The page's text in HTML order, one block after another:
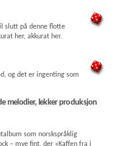
slutt på denne flotte
her, akkurat her.
og det er ingenting som
melodier, lekker produksjon
som norskspråklig
– mye fint, der «Kaffen fra i